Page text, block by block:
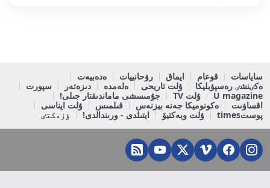
ساياسات قوعام ايماق رۋحانييات
ەدەبيەت
ەكٸنشٸ رەسپۋبليكا
ۇلت تاريحى ەلەمدە دىزەتەر
سپورت
U magazine
ۇلت TV
جۇمىسشى ماماندىقتار جىلى!
اقساۋىت
ەكونوميكا جەنە بيزنەس قىلمىس
ۇلت ايناسى
پوستtimes
ۇلت وبەكتيۆ ايتىلدى - ورىندالدى! ٶزەكتٸ